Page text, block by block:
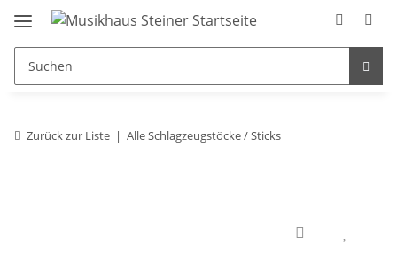
Zurück zur Liste Alle Schlagzeugstöcke / Sticks